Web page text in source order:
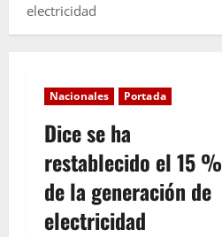
electricidad
Nacionales Portada
Dice se ha
restablecido el 15 %
de la generación de
electricidad